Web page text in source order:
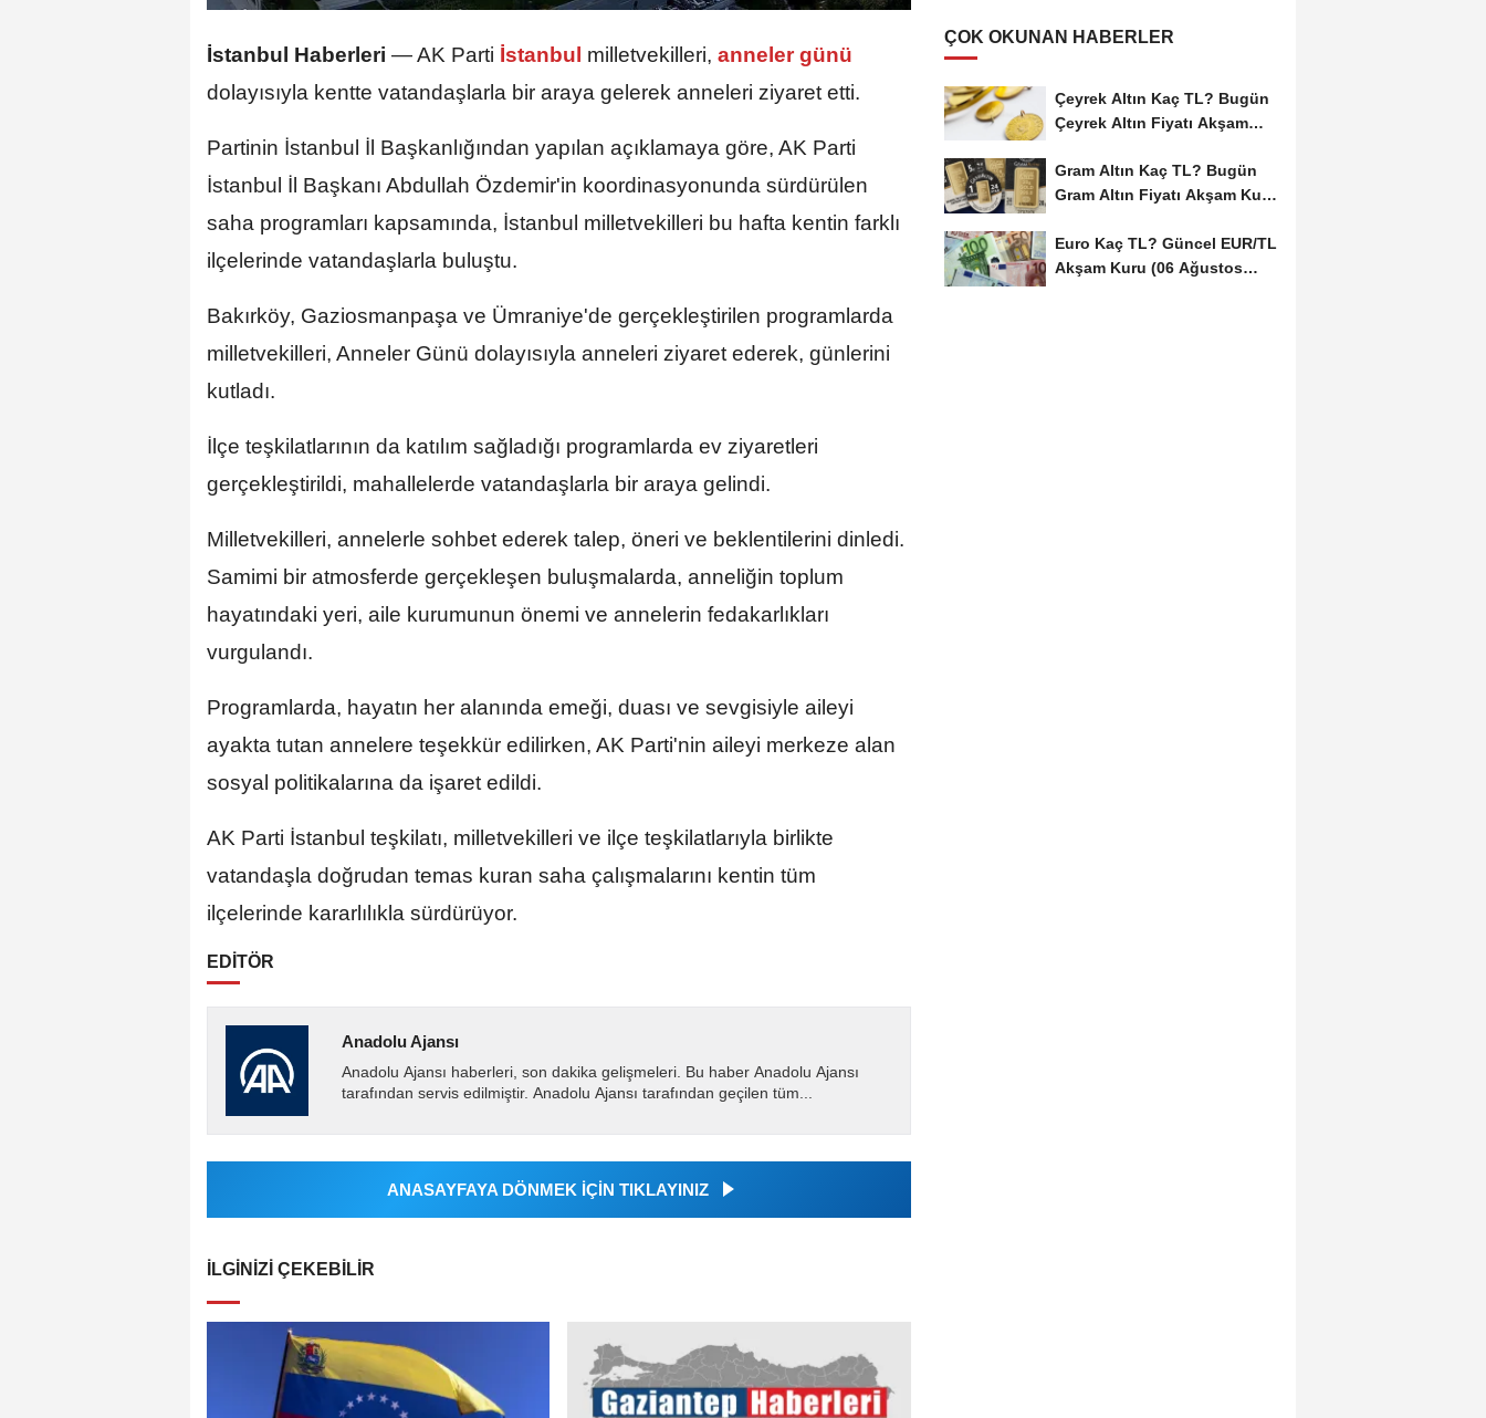
İstanbul Haberleri — AK Parti İstanbul milletvekilleri, anneler günü
dolayısıyla kentte vatandaşlarla bir araya gelerek anneleri ziyaret etti.
Partinin İstanbul İl Başkanlığından yapılan açıklamaya göre, AK Parti
İstanbul İl Başkanı Abdullah Özdemir'in koordinasyonunda sürdürülen
saha programları kapsamında, İstanbul milletvekilleri bu hafta kentin farklı
ilçelerinde vatandaşlarla buluştu.
Bakırköy, Gaziosmanpaşa ve Ümraniye'de gerçekleştirilen programlarda
milletvekilleri, Anneler Günü dolayısıyla anneleri ziyaret ederek, günlerini
kutladı.
İlçe teşkilatlarının da katılım sağladığı programlarda ev ziyaretleri
gerçekleştirildi, mahallelerde vatandaşlarla bir araya gelindi.
Milletvekilleri, annelerle sohbet ederek talep, öneri ve beklentilerini dinledi.
Samimi bir atmosferde gerçekleşen buluşmalarda, anneliğin toplum
hayatındaki yeri, aile kurumunun önemi ve annelerin fedakarlıkları
vurgulandı.
Programlarda, hayatın her alanında emeği, duası ve sevgisiyle aileyi
ayakta tutan annelere teşekkür edilirken, AK Parti'nin aileyi merkeze alan
sosyal politikalarına da işaret edildi.
AK Parti İstanbul teşkilatı, milletvekilleri ve ilçe teşkilatlarıyla birlikte
vatandaşla doğrudan temas kuran saha çalışmalarını kentin tüm
ilçelerinde kararlılıkla sürdürüyor.
EDİTÖR
Anadolu Ajansı
Anadolu Ajansı haberleri, son dakika gelişmeleri. Bu haber Anadolu Ajansı
tarafından servis edilmiştir. Anadolu Ajansı tarafından geçilen tüm...
ANASAYFAYA DÖNMEK İÇİN TIKLAYINIZ
İLGINIZI ÇEKEBILIR
ÇOK OKUNAN HABERLER
Çeyrek Altın Kaç TL? Bugün
Çeyrek Altın Fiyatı Akşam
Gram Altın Kaç TL? Bugün
Gram Altın Fiyatı Akşam Kuru
Euro Kaç TL? Güncel EUR/TL
Akşam Kuru (06 Ağustos